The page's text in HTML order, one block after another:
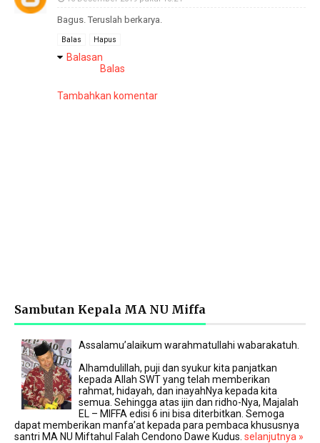
Bagus. Teruslah berkarya.
Balas Hapus
Balasan
Balas
Tambahkan komentar
Sambutan Kepala MA NU Miffa
Assalamu’alaikum warahmatullahi wabarakatuh.
Alhamdulillah, puji dan syukur kita panjatkan
kepada Allah SWT yang telah memberikan
rahmat, hidayah, dan inayahNya kepada kita
semua. Sehingga atas ijin dan ridho-Nya, Majalah
EL – MIFFA edisi 6 ini bisa diterbitkan. Semoga
dapat memberikan manfa’at kepada para pembaca khususnya
santri MA NU Miftahul Falah Cendono Dawe Kudus. selanjutnya »